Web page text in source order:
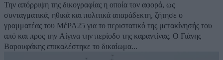
Την απόρριψη της δικογραφίας η οποία τον αφορά, ως
συνταγματικά, ηθικά και πολιτικά απαράδεκτη, ζήτησε ο
γραμματέας του ΜέΡΑ25 για το περιστατικό της μετακίνησής του
από και προς την Αίγινα την περίοδο της καραντίνας. Ο Γιάνης
Βαρουφάκης επικαλέστηκε το δικαίωμα...